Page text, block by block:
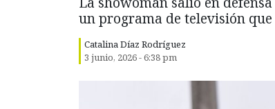
un programa de televisión que
Catalina Díaz Rodríguez
3 junio, 2026 - 6:38 pm